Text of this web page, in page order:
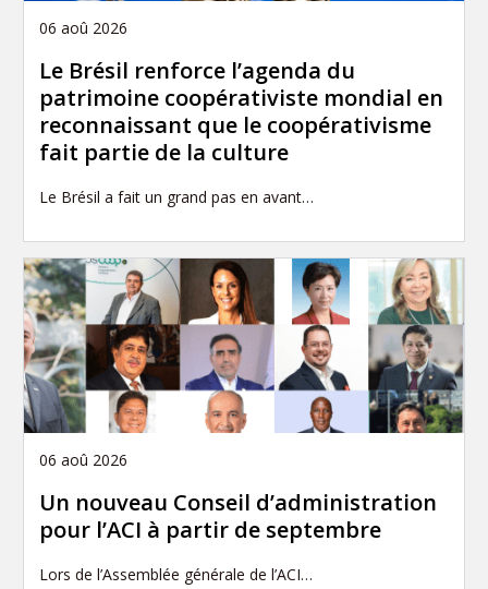
06 aoû 2026
Le Brésil renforce l’agenda du
patrimoine coopérativiste mondial en
reconnaissant que le coopérativisme
fait partie de la culture
Le Brésil a fait un grand pas en avant…
06 aoû 2026
Un nouveau Conseil d’administration
pour l’ACI à partir de septembre
Lors de l’Assemblée générale de l’ACI…